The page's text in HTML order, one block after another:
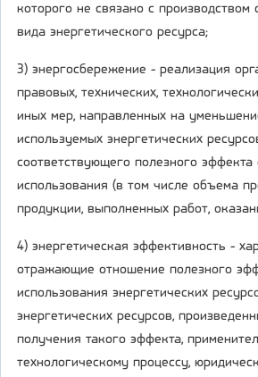
которого не связано с производством
вида энергетического ресурса;
3) энергосбережение - реализация
правовых, технических,
иных мер, направленных на
используемых энергетических
соответствующего полезного эффекта
использования (в том числе объема
продукции, выполненных работ,
4) энергетическая эффективность -
отражающие отношение полезного
использования энергетических
энергетических ресурсов,
получения такого эффекта,
технологическому процессу,